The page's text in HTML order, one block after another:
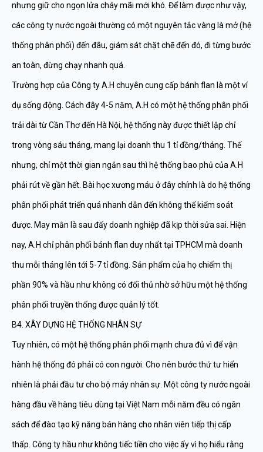
nhưng giữ cho ngọn lửa cháy mãi mới khó. Để làm được như vậy,
các công ty nước ngoài thường có một nguyên tắc vàng là mở (hệ
thống phân phối) đến đâu, giám sát chặt chẽ đến đó, đi từng bước
an toàn, đừng chạy nhanh quá.
Trường hợp của Công ty A.H chuyên cung cấp bánh flan là một ví
dụ sống động. Cách đây 4-5 năm, A.H có một hệ thống phân phối
trải dài từ Cần Thơ đến Hà Nội, hệ thống này được thiết lập chỉ
trong vòng sáu tháng, mang lại doanh thu 1 tỉ đồng/tháng. Thế
nhưng, chỉ một thời gian ngắn sau thì hệ thống bao phủ của A.H
phải rút về gần hết. Bài học xương máu ở đây chính là do hệ thống
phân phối phát triển quá nhanh dẫn đến không thể kiểm soát
được. May mắn là sau đấy doanh nghiệp đã kịp thời sửa sai. Hiện
nay, A.H chỉ phân phối bánh flan duy nhất tại TPHCM mà doanh
thu mỗi tháng lên tới 5-7 tỉ đồng. Sản phẩm của họ chiếm thị
phần 90% và hầu như không có đối thủ nhờ sở hữu một hệ thống
phân phối truyền thống được quản lý tốt.
B4. XÂY DỰNG HỆ THỐNG NHÂN SỰ
Tuy nhiên, có một hệ thống phân phối mạnh chưa đủ vì để vận
hành hệ thống đó phải có con người. Cho nên bước thứ tư hiển
nhiên là phải đầu tư cho bộ máy nhân sự. Một công ty nước ngoài
hàng đầu về hàng tiêu dùng tại Việt Nam mỗi năm đều có ngân
sách để đào tạo kỹ năng bán hàng cho nhân viên tiếp thị cấp
thấp. Công ty hầu như không tiếc tiền cho việc ấy vì họ hiểu rằng